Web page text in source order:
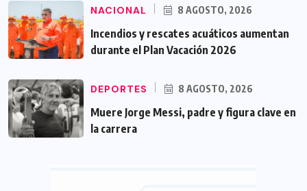
NACIONAL 8 AGOSTO, 2026
Incendios y rescates acuáticos aumentan
durante el Plan Vacación 2026
DEPORTES 8 AGOSTO, 2026
Muere Jorge Messi, padre y figura clave en
la carrera